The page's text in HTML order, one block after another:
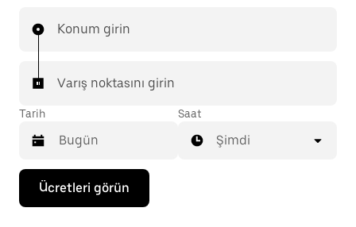
Konum girin
Varış noktasını girin
Tarih
Takvimle
etkileşime
geçmek
Saat
Şimdi
Ücretleri görün